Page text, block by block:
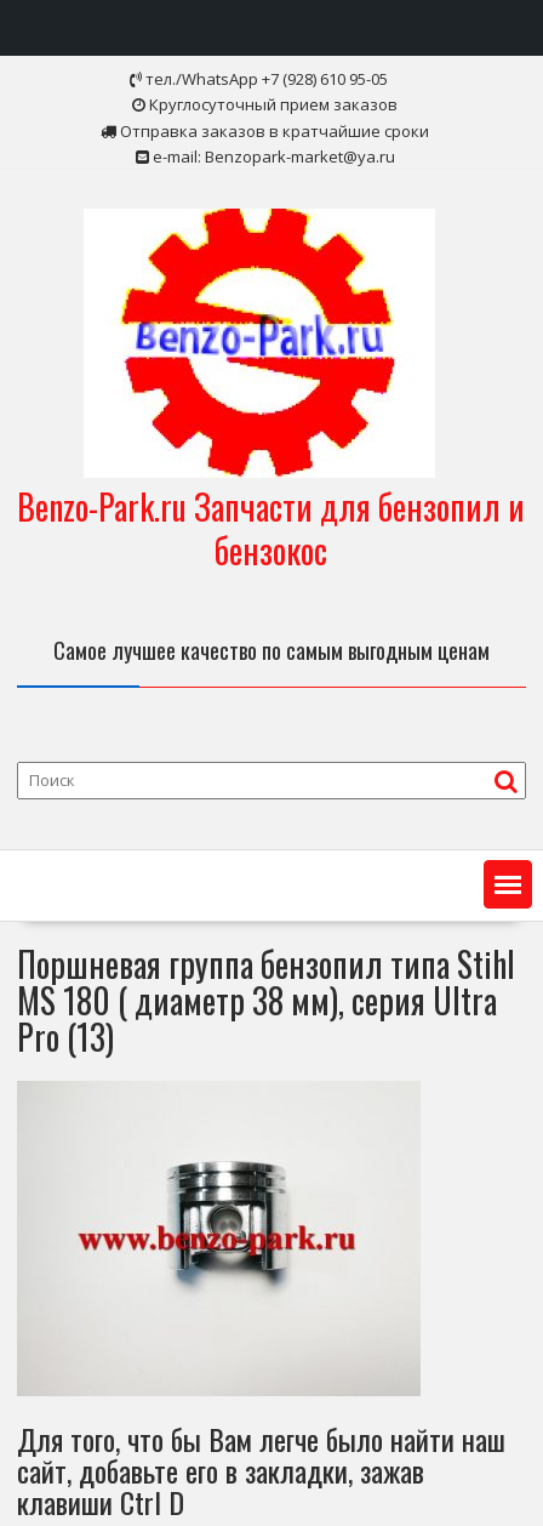
тел./WhatsApp +7 (928) 610 95-05
Круглосуточный прием заказов
Отправка заказов в кратчайшие сроки
e-mail: Benzopark-market@ya.ru
Benzo-Park.ru Запчасти для бензопил и
бензокос
Самое лучшее качество по самым выгодным ценам
Поршневая группа бензопил типа Stihl
MS 180 ( диаметр 38 мм), серия Ultra
Pro (13)
Для того, что бы Вам легче было найти наш
сайт, добавьте его в закладки, зажав
клавиши Ctrl D